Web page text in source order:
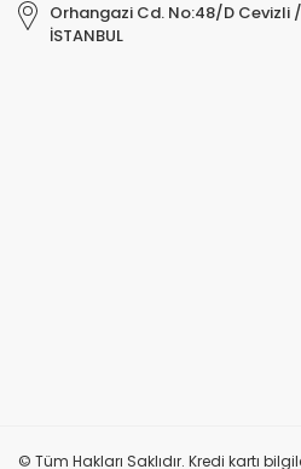
Orhangazi Cd. No:48/D
İSTANBUL
© Tüm Hakları Saklıdır. Kredi kartı